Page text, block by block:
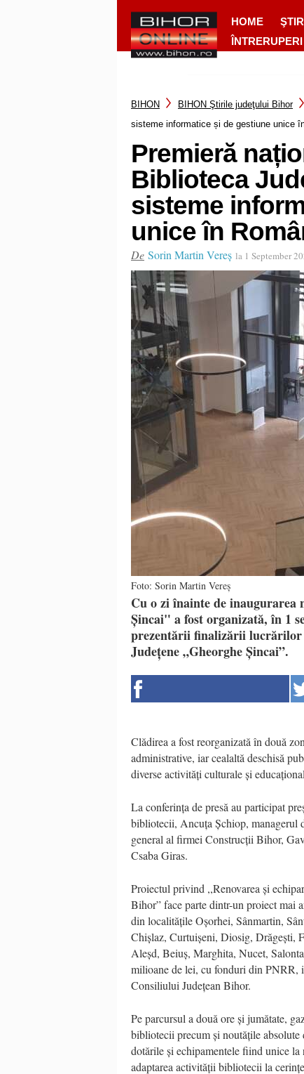
HOME
BIHON BIHON Ştirile judeţului Bihor
sisteme informatice și de gestiune unice
Premieră
Biblioteca
sisteme
unice în
De Sorin Martin Vereș la 1 September
Foto: Sorin Martin Vereș
Cu o zi înainte de
Șincai" a fost organizată, în 1
prezentării finalizării lucrărilor
Județene „Gheorghe Șincai”.
Clădirea a fost reorganizată în două
administrative, iar cealaltă deschisă
diverse activități culturale și
La conferința de presă au participat
bibliotecii, Ancuța Șchiop, managerul
general al firmei Construcții Bihor,
Csaba Giras.
Proiectul privind ,,Renovarea și
Bihor” face parte dintr-un proiect mai
din localitățile Oșorhei, Sânmartin,
Chișlaz, Curtuișeni, Diosig, Drăgești,
Aleșd, Beiuș, Marghita, Nucet,
milioane de lei, cu fonduri din PNRR,
Consiliului Județean Bihor.
Pe parcursul a două ore și jumătate,
bibliotecii precum și noutățile
dotările și echipamentele fiind unice
adaptarea activității bibliotecii la